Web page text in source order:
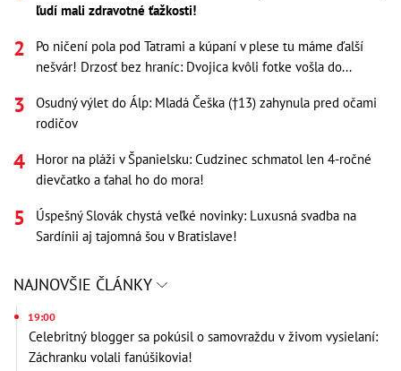
ľudí mali zdravotné ťažkosti!
Po ničení pola pod Tatrami a kúpaní v plese tu máme ďalší
nešvár! Drzosť bez hraníc: Dvojica kvôli fotke vošla do...
Osudný výlet do Álp: Mladá Češka (†13) zahynula pred očami
rodičov
Horor na pláži v Španielsku: Cudzinec schmatol len 4-ročné
dievčatko a ťahal ho do mora!
Úspešný Slovák chystá veľké novinky: Luxusná svadba na
Sardínii aj tajomná šou v Bratislave!
NAJNOVŠIE ČLÁNKY
19:00
Celebritný blogger sa pokúsil o samovraždu v živom vysielaní:
Záchranku volali fanúšikovia!